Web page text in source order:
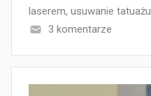
laserem, usuwanie tatuażu
3 komentarze